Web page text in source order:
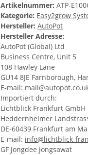
Artikelnummer: ATP-
Kategorie: Easy2grow
Hersteller: AutoPot
Hersteller Adresse:
AutoPot (Global) Ltd
Business Centre, Unit 5
108 Hawley Lane
GU14 8JE Farnborough,
E-mail:
Importiert durch:
Lichtblick Frankfurt GmbH
Heddernheimer
DE-60439 Frankfurt am
E-mail: info@lichtblick-
GF Jongdee Jongsawat